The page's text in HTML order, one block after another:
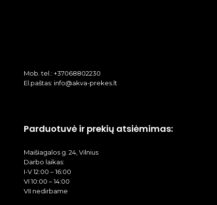
Mob. tel.: +37068802230
El.paštas: info@akva-prekes.lt
Parduotuvė ir prekių atsiėmimas:
Maišiagalos g. 24, Vilnius
Darbo laikas:
I-V 12:00 – 16:00
VI 10:00 – 14:00
VII nedirbame